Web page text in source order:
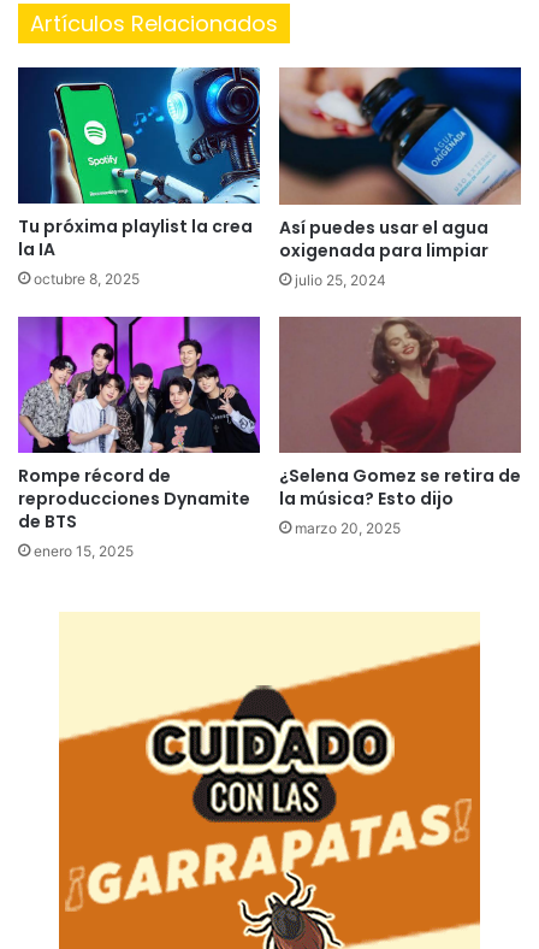
Artículos Relacionados
Tu próxima playlist la crea
la IA
octubre 8, 2025
Así puedes usar el agua
oxigenada para limpiar
julio 25, 2024
Rompe récord de
reproducciones Dynamite
de BTS
enero 15, 2025
¿Selena Gomez se retira de
la música? Esto dijo
marzo 20, 2025